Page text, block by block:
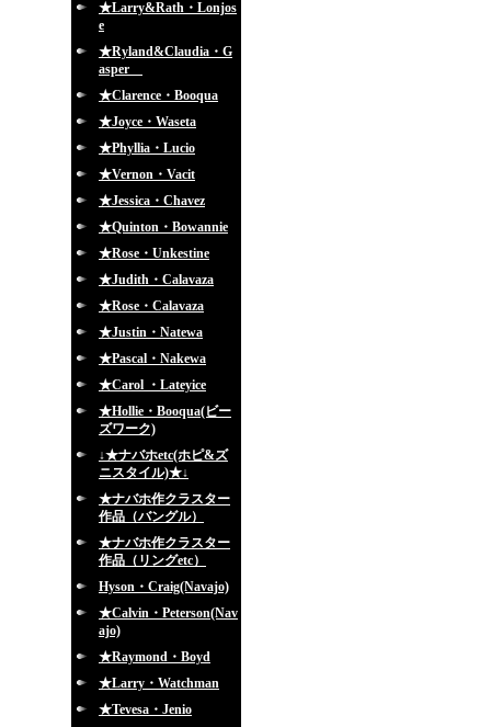
★Larry&Rath・Lonjos
e
★Ryland&Claudia・G
asper
★Clarence・Booqua
★Joyce・Waseta
★Phyllia・Lucio
★Vernon・Vacit
★Jessica・Chavez
★Quinton・Bowannie
★Rose・Unkestine
★Judith・Calavaza
★Rose・Calavaza
★Justin・Natewa
★Pascal・Nakewa
★Carol ・Lateyice
★Hollie・Booqua(ビー
ズワーク)
↓★ナバホetc(ホピ&ズ
ニスタイル)★↓
★ナバホ作クラスター
作品（バングル）
★ナバホ作クラスター
作品（リングetc）
Hyson・Craig(Navajo)
★Calvin・Peterson(Nav
ajo)
★Raymond・Boyd
★Larry・Watchman
★Tevesa・Jenio